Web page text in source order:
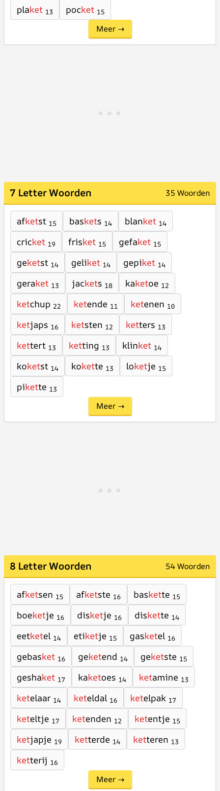
plaket 13 pocket 15
Meer →
7 Letter Woorden 35 Woorden
afketst 15 baskets 14 blanket 14
cricket 19 frisket 15 gefaket 15
geketst 14 geliket 14 gepiket 14
geraket 13 jackets 18 kaketoe 12
ketchup 22 ketende 11 ketenen 10
ketjaps 16 ketsten 12 ketters 13
kettert 13 ketting 13 klinket 14
koketst 14 kokette 13 loketje 15
pikette 13
Meer →
8 Letter Woorden 54 Woorden
afketsen 15 afketste 16 baskette 15
boeketje 16 disketje 16 diskette 14
eetketel 14 etiketje 15 gasketel 16
gebasket 16 geketend 14 geketste 15
geshaket 17 kaketoes 14 ketamine 13
ketelaar 14 keteldal 16 ketelpak 17
keteltje 17 ketenden 12 ketentje 15
ketjapje 19 ketterde 14 ketteren 13
ketterij 16
Meer →